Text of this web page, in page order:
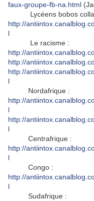
faux-groupe-fb-na.html
Lycéens bobos
http://
l
Le racisme :
http://
http://
http://
l
Nordafrique :
http://
l
http://
l
Centrafrique :
http://
l
Congo :
http://
l
Sudafrique :